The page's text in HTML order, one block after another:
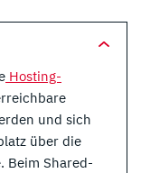
Hosting-
und sich
über die
Beim Shared-